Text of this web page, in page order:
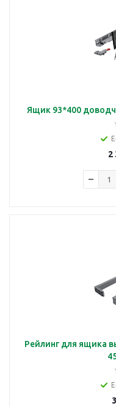
Ящик 93*400
2
Рейлинг для ящика